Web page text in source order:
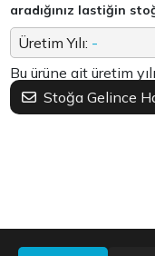
aradığınız lastiğin
Üretim Yılı: -
Bu ürüne ait üretim
Stoğa Gelince